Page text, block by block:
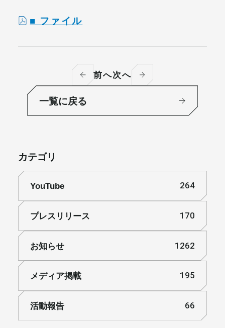
■ ファイル
前へ次へ
一覧に戻る
カテゴリ
YouTube 264
プレスリリース 170
お知らせ 1262
メディア掲載 195
活動報告 66